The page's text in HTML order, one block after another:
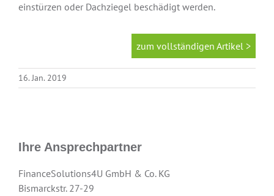
einstürzen oder Dachziegel beschädigt werden.
zum vollständigen Artikel >
16. Jan. 2019
Ihre Ansprechpartner
FinanceSolutions4U GmbH & Co. KG
Bismarckstr. 27-29